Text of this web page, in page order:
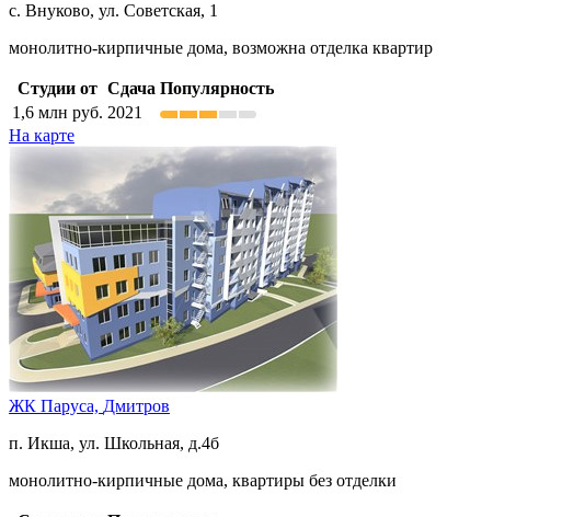
с. Внуково, ул. Советская, 1
монолитно-кирпичные дома, возможна отделка квартир
Студии от Сдача Популярность
1,6 млн руб. 2021
На карте
ЖК Паруса, Дмитров
п. Икша, ул. Школьная, д.4б
монолитно-кирпичные дома, квартиры без отделки